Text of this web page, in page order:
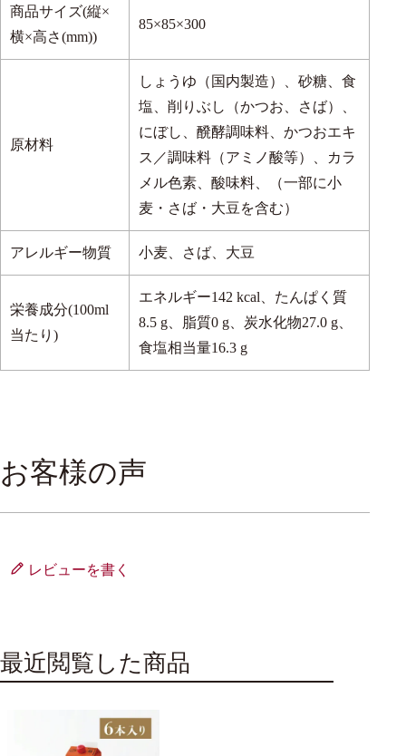
商品サイズ(縦×
横×高さ(mm))
85×85×300
原材料
しょうゆ（国内製造）、砂糖、食
塩、削りぶし（かつお、さば）、
にぼし、醗酵調味料、かつおエキ
ス／調味料（アミノ酸等）、カラ
メル色素、酸味料、（一部に小
麦・さば・大豆を含む）
アレルギー物質 小麦、さば、大豆
栄養成分(100ml
当たり)
エネルギー142 kcal、たんぱく質
8.5 g、脂質0 g、炭水化物27.0 g、
食塩相当量16.3 g
お客様の声
レビューを書く
最近閲覧した商品